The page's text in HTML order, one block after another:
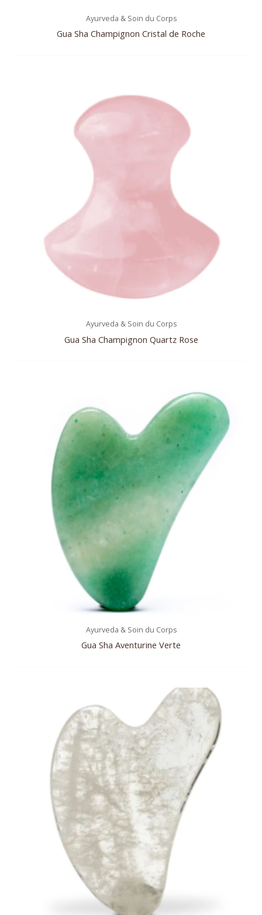
Ayurveda & Soin du Corps
Gua Sha Champignon Cristal de Roche
Ayurveda & Soin du Corps
Gua Sha Champignon Quartz Rose
Ayurveda & Soin du Corps
Gua Sha Aventurine Verte